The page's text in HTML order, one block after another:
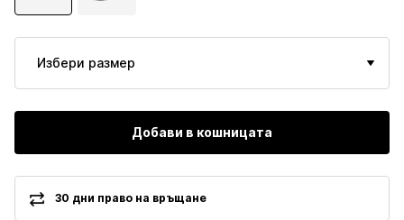
Избери размер
Добави в кошницата
30 дни право на връщане